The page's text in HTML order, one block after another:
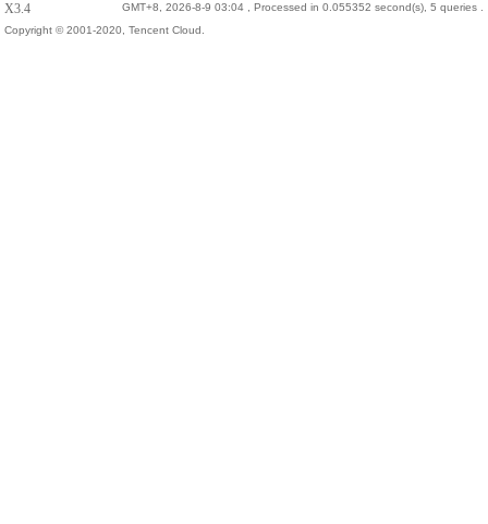
GMT+8, 2026-8-9 03:04, Processed in 0.055352 second(s), 5 queries .
X3.4
Copyright © 2001-2020, Tencent Cloud.